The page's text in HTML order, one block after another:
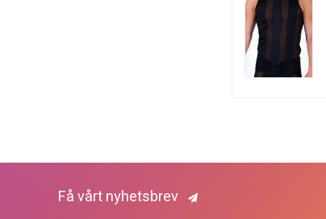
Få vårt nyhetsbrev